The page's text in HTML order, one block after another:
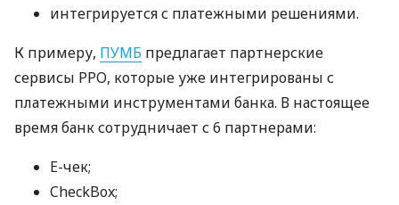
интегрируется с платежными решениями.
К примеру, ПУМБ предлагает партнерские
сервисы РРО, которые уже интегрированы с
платежными инструментами банка. В настоящее
время банк сотрудничает с 6 партнерами:
E-чек;
CheckBox;